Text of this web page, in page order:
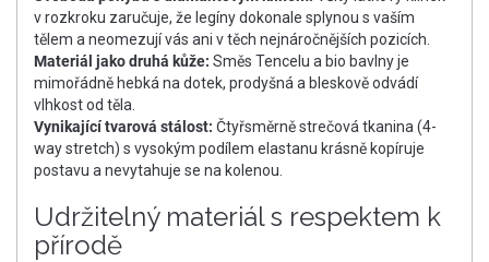
v rozkroku zaručuje, že legíny dokonale splynou s vaším
tělem a neomezují vás ani v těch nejnáročnějších pozicích.
Materiál jako druhá kůže: Směs Tencelu a bio bavlny je
mimořádně hebká na dotek, prodyšná a bleskově odvádí
vlhkost od těla.
Vynikající tvarová stálost: Čtyřsměrně strečová tkanina (4-
way stretch) s vysokým podílem elastanu krásně kopíruje
postavu a nevytahuje se na kolenou.
Udržitelný materiál s respektem k
přírodě